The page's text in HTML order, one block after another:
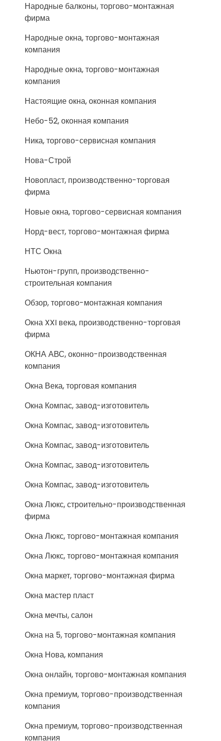
Народные балконы, торгово-монтажная
фирма
Народные окна, торгово-монтажная
компания
Народные окна, торгово-монтажная
компания
Настоящие окна, оконная компания
Небо-52, оконная компания
Ника, торгово-сервисная компания
Нова-Строй
Новопласт, производственно-торговая
фирма
Новые окна, торгово-сервисная компания
Норд-вест, торгово-монтажная фирма
НТС Окна
Ньютон-групп, производственно-
строительная компания
Обзор, торгово-монтажная компания
Окна XXI века, производственно-торговая
фирма
ОКНА АВС, оконно-производственная
компания
Окна Века, торговая компания
Окна Компас, завод-изготовитель
Окна Компас, завод-изготовитель
Окна Компас, завод-изготовитель
Окна Компас, завод-изготовитель
Окна Компас, завод-изготовитель
Окна Люкс, строительно-производственная
фирма
Окна Люкс, торгово-монтажная компания
Окна Люкс, торгово-монтажная компания
Окна маркет, торгово-монтажная фирма
Окна мастер пласт
Окна мечты, салон
Окна на 5, торгово-монтажная компания
Окна Нова, компания
Окна онлайн, торгово-монтажная компания
Окна премиум, торгово-производственная
компания
Окна премиум, торгово-производственная
компания